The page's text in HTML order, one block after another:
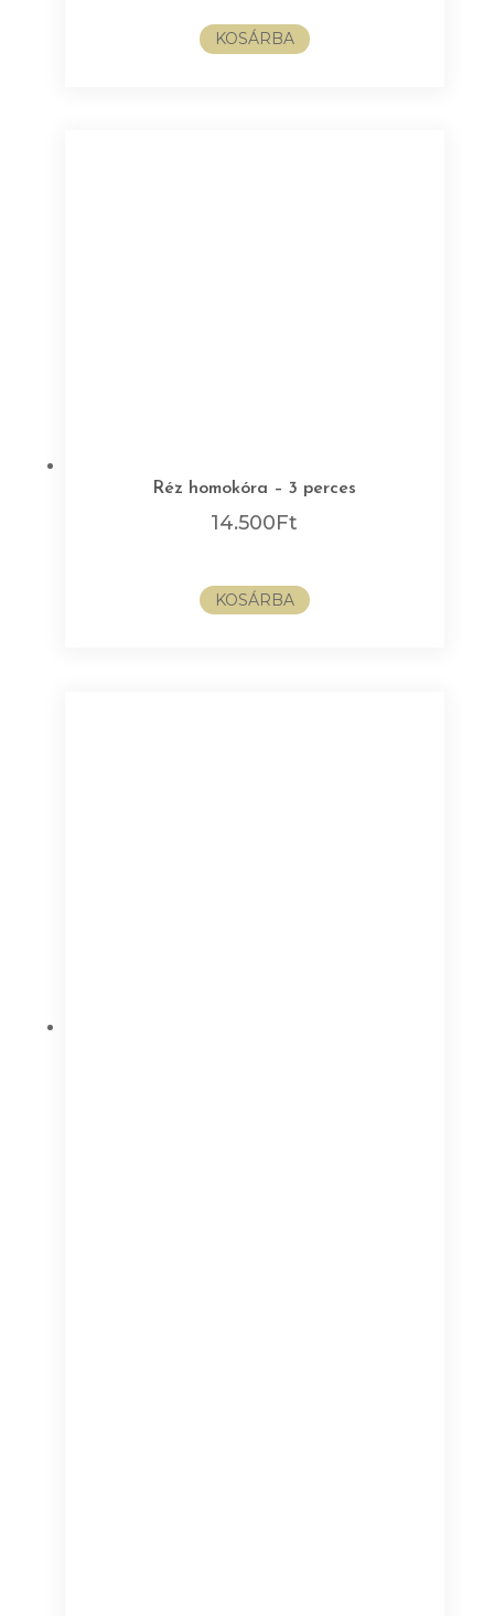
KOSÁRBA
Réz homokóra – 3 perces
14.500Ft
KOSÁRBA